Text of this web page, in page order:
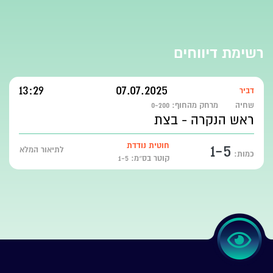
רשימת דיווחים
דביר 07.07.2025
13:29
שחיה מרחק מהחוף: 0-200
ראש הנקרה - בצת
כמות: 1-5
חוטית נודדת
קוטר בס״מ: 1-5
לתיאור המלא